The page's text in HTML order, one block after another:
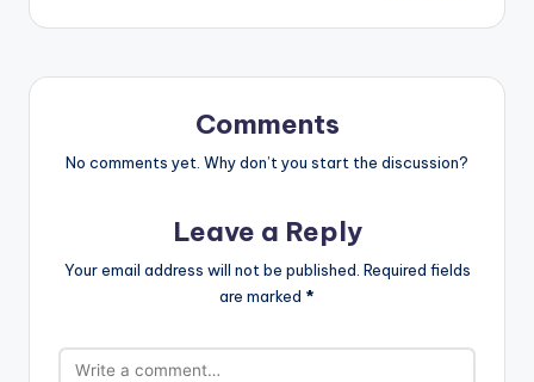
Comments
No comments yet. Why don’t you start the discussion?
Leave a Reply
Your email address will not be published. Required fields
are marked *